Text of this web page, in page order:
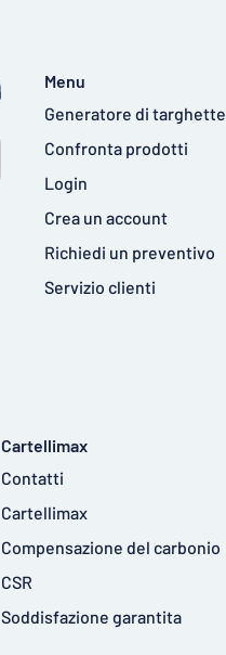
Menu
Generatore di targhette
Confronta prodotti
Login
Crea un account
Richiedi un preventivo
Servizio clienti
Cartellimax
Contatti
Cartellimax
Compensazione del carbonio
CSR
Soddisfazione garantita